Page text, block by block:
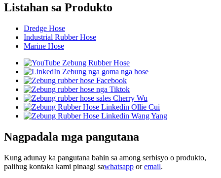
Listahan sa Produkto
Dredge Hose
Industrial Rubber Hose
Marine Hose
Nagpadala mga pangutana
Kung adunay ka pangutana bahin sa among serbisyo o produkto,
palihug kontaka kami pinaagi sawhatsapp oremail.